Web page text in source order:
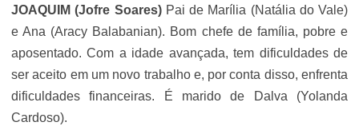
JOAQUIM (Jofre Soares)Pai de Marília (Natália do Vale)
e Ana (Aracy Balabanian). Bom chefe de família, pobre e
aposentado. Com a idade avançada, tem dificuldades de
ser aceito em um novo trabalho e, por conta disso, enfrenta
dificuldades financeiras. É marido de Dalva
(Yolanda
Cardoso).